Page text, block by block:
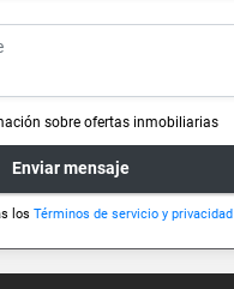
sobre ofertas inmobiliarias
Enviar mensaje
los Términos de servicio y privacidad